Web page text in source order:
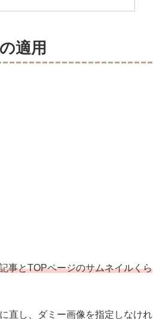
適用
事とTOPページのサムネイルくら
直し、ダミー画像を指定しなけれ